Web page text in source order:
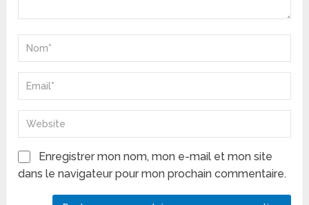
Enregistrer mon nom, mon e-mail et mon site
dans le navigateur pour mon prochain commentaire.